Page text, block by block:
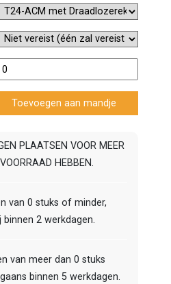
PLAATSEN VOOR MEER
HEBBEN.
van 0 stuks of minder,
binnen 2 werkdagen.
van meer dan 0 stuks
binnen 5 werkdagen.